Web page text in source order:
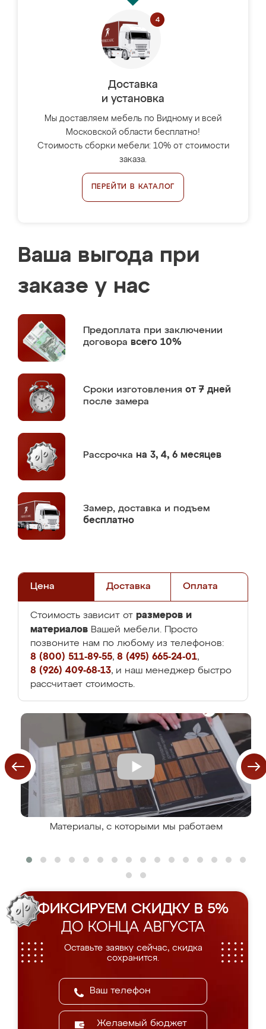
Доставка
и установка
Мы доставляем мебель по Видному и всей
Московской области бесплатно!
Стоимость сборки мебели: 10% от стоимости
заказа.
ПЕРЕЙТИ В КАТАЛОГ
Ваша выгода при
заказе у нас
Предоплата при заключении
договора всего 10%
Сроки изготовления от 7 дней
после замера
Рассрочка на 3, 4, 6 месяцев
Замер, доставка и подъем
бесплатно
Цена Доставка Оплата
Стоимость зависит от размеров и
материалов Вашей мебели. Просто
позвоните нам по любому из телефонов:
8 (800) 511-89-55, 8 (495) 665-24-01,
8 (926) 409-68-13, и наш менеджер быстро
рассчитает стоимость.
Материалы, с которыми мы работаем
ФИКСИРУЕМ СКИДКУ В 5%
ДО КОНЦА АВГУСТА
Оставьте заявку сейчас, скидка
сохранится.
Желаемый бюджет